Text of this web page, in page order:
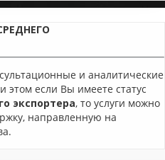
и аналитические
этом если Вы имеете статус
экспортера, то услуги можно
направленную на